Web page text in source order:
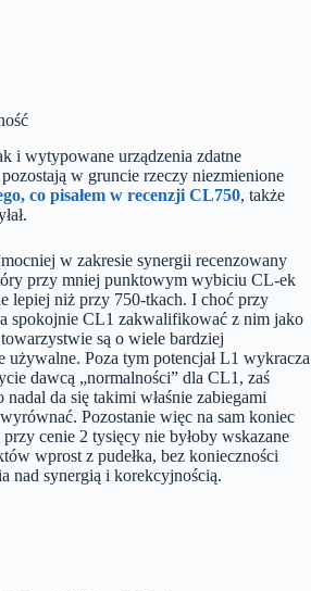
i wytypowane urządzenia zdatne
w gruncie rzeczy niezmienione
co pisałem w recenzji CL750, także
w zakresie synergii recenzowany
przy mniej punktowym wybiciu CL-ek
lepiej niż przy 750-tkach. I choć przy
spokojnie CL1 zakwalifikować z nim jako
są o wiele bardziej
używalne. Poza tym potencjał L1 wykracza
dawcą „normalności” dla CL1, zaś
da się takimi właśnie zabiegami
Pozostanie więc na sam koniec
cenie 2 tysięcy nie byłoby wskazane
wprost z pudełka, bez konieczności
nad synergią i korekcyjnością.